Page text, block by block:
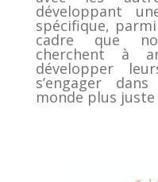
développant
spécifique, parmi
cadre que
cherchent à
développer
s’engager
monde plus